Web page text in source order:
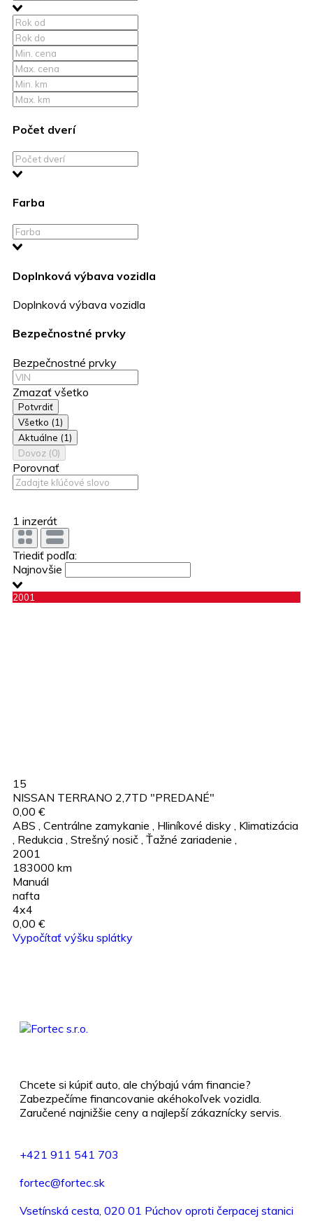
Počet dverí
Farba
Doplnková výbava vozidla
Doplnková výbava vozidla
Bezpečnostné prvky
Bezpečnostné prvky
Zmazať všetko
Potvrdiť
Všetko (1)
Aktuálne (1)
Dovoz (0)
Porovnať
1 inzerát
Triediť podľa:
Najnovšie
2001
15
NISSAN TERRANO 2,7TD "PREDANÉ"
0,00 €
ABS , Centrálne zamykanie , Hliníkové disky , Klimatizácia
, Redukcia , Strešný nosič , Ťažné zariadenie ,
2001
183000 km
Manuál
nafta
4x4
0,00 €
Vypočítať výšku splátky
Chcete si kúpiť auto, ale chýbajú vám financie?
Zabezpečíme financovanie akéhokoľvek vozidla.
Zaručené najnižšie ceny a najlepší zákaznícky servis.
+421 911 541 703
fortec@fortec.sk
Vsetínská cesta, 020 01 Púchov oproti čerpacej stanici